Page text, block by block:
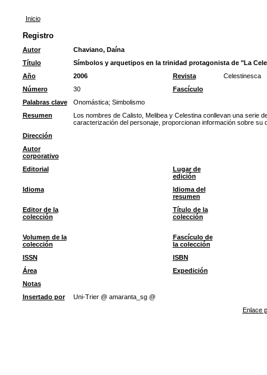
Inicio
Registro
Autor
Chaviano, Daína
Título
Símbolos y arquetipos en la trinidad protagonista de "La
Año
2006 Revista
Celestinesca
Número
30
Fascículo
Palabras clave
Onomástica; Simbolismo
Resumen
Los nombres de Calisto, Melibea y Celestina conllevan una serie
caracterización del personaje, proporcionan información sobre su
Dirección
Autor
corporativo
Editorial
Lugar de
edición
Idioma
Idioma del
resumen
Editor de la
colección
Título de la
colección
Volumen de la
colección
Fascículo de
la colección
ISSN
ISBN
Área
Expedición
Notas
Insertado por
Uni-Trier @ amaranta_sg @
Enlace